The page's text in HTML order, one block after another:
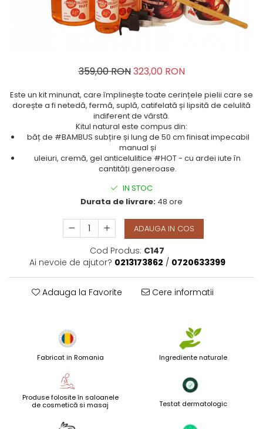
TERAPEUTIC
THAILANDEZ (LOMI-LOMI)
359,00 RON323,00 RON
Este un kit minunat, care împlinește toate cerințele pielii care se
dorește a fi netedă, fermă, suplă, catifelată și lipsită de celulită
indiferent de vârstă.
Kitul natural este compus din:
băț de #BAMBUS subțire și lung de 50 cm finisat impecabil
manual și
uleiuri, cremă, gel anticelulitice #HOT - cu ardei iute în
cantități generoase.
IN STOC
Durata de livrare: 48 ore
ADAUGA IN COS
Cod Produs: C147
Ai nevoie de ajutor? 0213173862 / 0720633399
Adauga la Favorite Cere informatii
Fabricat in Romania Ingrediente naturale
Produse folosite în saloanele
de cosmetică si masaj
Testat dermatologic